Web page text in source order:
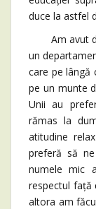
duce la astfel
Am avut
un
care pe lângă
pe un munte
Unii au
rămas la
atitudine
preferă să
numele mic
respectul față
altora am